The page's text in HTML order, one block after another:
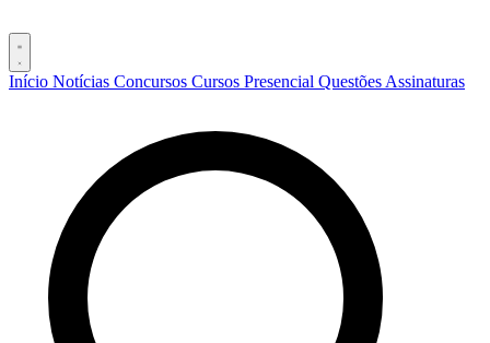
Início Notícias Concursos Cursos Presencial Questões Assinaturas